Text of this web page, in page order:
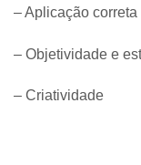
– Aplicação
– Objetividade e
– Criatividade